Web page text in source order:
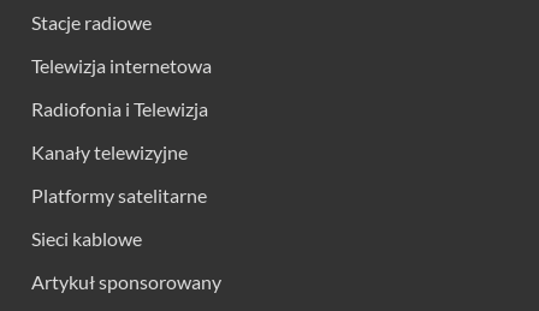
Stacje radiowe
Telewizja internetowa
Radiofonia i Telewizja
Kanały telewizyjne
Platformy satelitarne
Sieci kablowe
Artykuł sponsorowany